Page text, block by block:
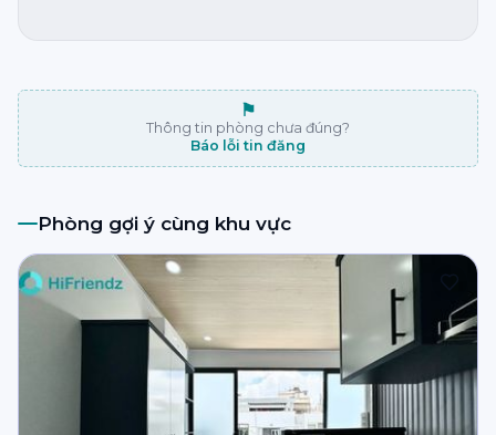
⚑
Thông tin phòng chưa đúng?
Báo lỗi tin đăng
Phòng gợi ý cùng khu vực